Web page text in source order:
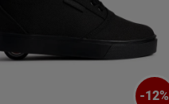
-12%